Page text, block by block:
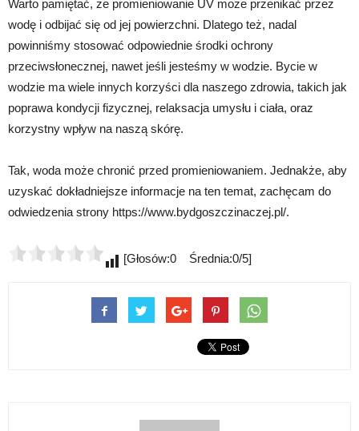
Warto pamiętać, że promieniowanie UV może przenikać przez
wodę i odbijać się od jej powierzchni. Dlatego też, nadal
powinniśmy stosować odpowiednie środki ochrony
przeciwsłonecznej, nawet jeśli jesteśmy w wodzie. Bycie w
wodzie ma wiele innych korzyści dla naszego zdrowia, takich jak
poprawa kondycji fizycznej, relaksacja umysłu i ciała, oraz
korzystny wpływ na naszą skórę.
Tak, woda może chronić przed promieniowaniem. Jednakże, aby
uzyskać dokładniejsze informacje na ten temat, zachęcam do
odwiedzenia strony https://www.bydgoszczinaczej.pl/.
[Głosów:0 Średnia:0/5]